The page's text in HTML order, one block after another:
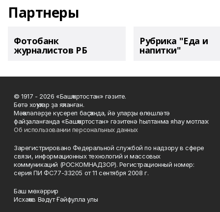
Партнеры
Фотобанк
журналистов РБ
Рубрика "Еда и
напитки"
© 1917 - 2026 «Башҡортостан» гәзите.
Бөтә хоҡуҡтар ҙа яҡланған.
Мәҡәләләрҙе күсереп баҫҡанда, йә уларҙы өлөшләтә
файҙаланғанда «Башҡортостан» гәзитенә һылтанма яһау мотлаҡ.
Об использовании персональных данных
Зарегистрировано Федеральной службой по надзору в сфере
связи, информационных технологий и массовых
коммуникаций (РОСКОМНАДЗОР). Регистрационный номер:
серия ПИ ФС77-33205 от 11 сентября 2008 г.
Баш мөхәррир
Исхаҡов Вәдүт Ғәйфулла улы